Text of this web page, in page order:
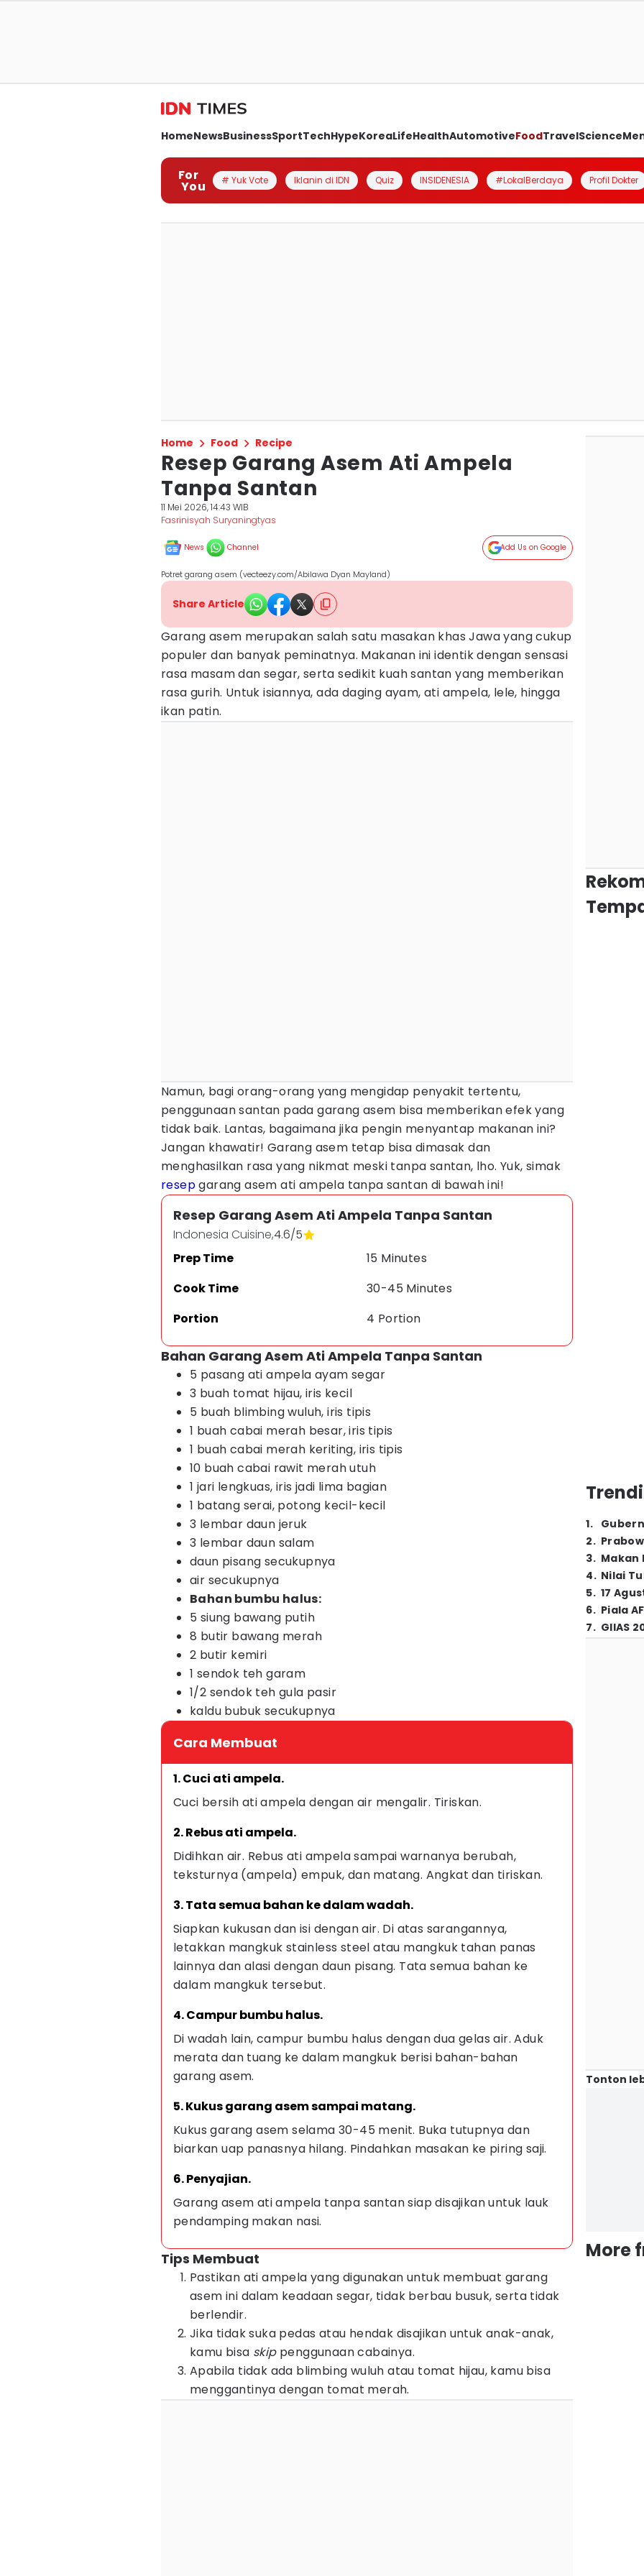
HomeNewsBusinessSportTechHypeKoreaLifeHealthAutomotiveFoodTravelScience
For
You # Yuk Vote Iklanin di IDN Quiz INSIDENESIA #LokalBerdaya Profil Dokter
Home Food Recipe
Resep Garang Asem Ati Ampela
Tanpa Santan
11 Mei 2026, 14:43 WIB
Fasrinisyah Suryaningtyas
News Channel Add Us on Google
Potret garang asem (vecteezy.com/Abilawa Dyan Mayland)
Share Article
Garang asem merupakan salah satu masakan khas Jawa yang cukup
populer dan banyak peminatnya. Makanan ini identik dengan sensasi
rasa masam dan segar, serta sedikit kuah santan yang memberikan
rasa gurih. Untuk isiannya, ada daging ayam, ati ampela, lele, hingga
ikan patin.
Namun, bagi orang-orang yang mengidap penyakit tertentu,
penggunaan santan pada garang asem bisa memberikan efek yang
tidak baik. Lantas, bagaimana jika pengin menyantap makanan ini?
Jangan khawatir! Garang asem tetap bisa dimasak dan
menghasilkan rasa yang nikmat meski tanpa santan, lho. Yuk, simak
resepgarang asem ati ampela tanpa santan di bawah ini!
Resep Garang Asem Ati Ampela Tanpa Santan
Indonesia Cuisine,4.6/5
Prep Time
15 Minutes
Cook Time
30-45 Minutes
Portion
4 Portion
Bahan Garang Asem Ati Ampela Tanpa Santan
5 pasang ati ampela ayam segar
3 buah tomat hijau, iris kecil
5 buah blimbing wuluh, iris tipis
1 buah cabai merah besar, iris tipis
1 buah cabai merah keriting, iris tipis
10 buah cabai rawit merah utuh
1 jari lengkuas, iris jadi lima bagian
1 batang serai, potong kecil-kecil
3 lembar daun jeruk
3 lembar daun salam
daun pisang secukupnya
air secukupnya
Bahan bumbu halus:
5 siung bawang putih
8 butir bawang merah
2 butir kemiri
1 sendok teh garam
1/2 sendok teh gula pasir
kaldu bubuk secukupnya
Cara Membuat
1. Cuci ati ampela.
Cuci bersih ati ampela dengan air mengalir. Tiriskan.
2. Rebus ati ampela.
Didihkan air. Rebus ati ampela sampai warnanya berubah,
teksturnya (ampela) empuk, dan matang. Angkat dan tiriskan.
3. Tata semua bahan ke dalam wadah.
Siapkan kukusan dan isi dengan air. Di atas sarangannya,
letakkan mangkuk stainless steel atau mangkuk tahan panas
lainnya dan alasi dengan daun pisang. Tata semua bahan ke
dalam mangkuk tersebut.
4. Campur bumbu halus.
Di wadah lain, campur bumbu halus dengan dua gelas air. Aduk
merata dan tuang ke dalam mangkuk berisi bahan-bahan
garang asem.
5. Kukus garang asem sampai matang.
Kukus garang asem selama 30-45 menit. Buka tutupnya dan
biarkan uap panasnya hilang. Pindahkan masakan ke piring saji.
6. Penyajian.
Garang asem ati ampela tanpa santan siap disajikan untuk lauk
pendamping makan nasi.
Tips Membuat
Pastikan ati ampela yang digunakan untuk membuat garang
asem ini dalam keadaan segar, tidak berbau busuk, serta tidak
berlendir.
Jika tidak suka pedas atau hendak disajikan untuk anak-anak,
kamu bisa skip penggunaan cabainya.
Apabila tidak ada blimbing wuluh atau tomat hijau, kamu bisa
menggantinya dengan tomat merah.
1.
2.
3. Makan
4. Nilai
5. 17
6. Piala
7. GIIAS
Tonton
More